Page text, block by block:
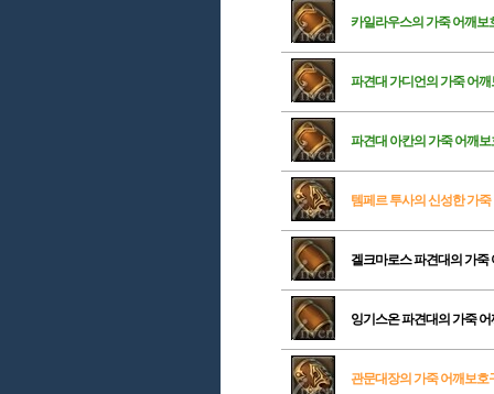
카일라우스의 가죽 어깨보
파견대 가디언의 가죽 어
파견대 아칸의 가죽 어깨보
템페르 투사의 신성한 가
겔크마로스 파견대의 가죽
잉기스온 파견대의 가죽
관문대장의 가죽 어깨보호